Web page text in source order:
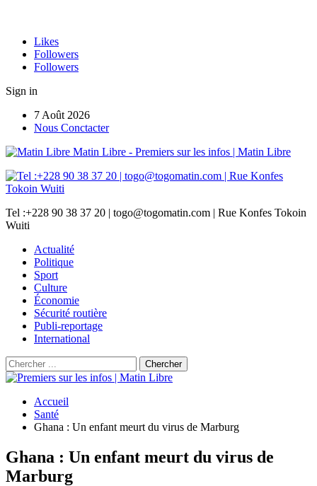
Likes
Followers
Followers
Sign in
7 Août 2026
Nous Conctacter
Matin Libre - Premiers sur les infos | Matin Libre
Tel :+228 90 38 37 20 | togo@togomatin.com | Rue Konfes Tokoin
Wuiti
Actualité
Politique
Sport
Culture
Économie
Sécurité routière
Publi-reportage
International
Accueil
Santé
Ghana : Un enfant meurt du virus de Marburg
Ghana : Un enfant meurt du virus de
Marburg